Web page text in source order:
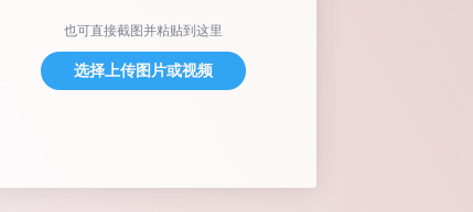
也可直接截图并粘贴到这里
选择上传图片或视频